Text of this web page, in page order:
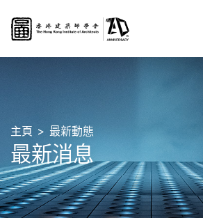
主頁 最新動態
最新消息